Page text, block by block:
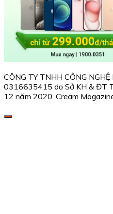
CÔNG TY TNHH CÔNG
0316635415 do Sở KH & ĐT
12 năm 2020. Cream